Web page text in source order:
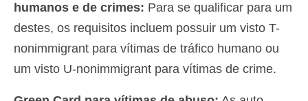
humanos e de crimes: Para se qualificar para um
destes, os requisitos incluem possuir um visto T-
nonimmigrant para vítimas de tráfico humano ou
um visto U-nonimmigrant para vítimas de crime.